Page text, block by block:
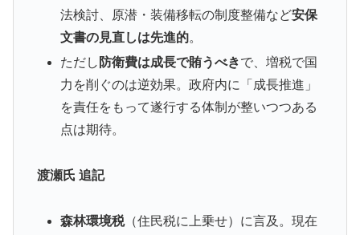
法検討、原潜・装備移転の制度整備など安保
文書の見直しは先進的。
ただし 防衛費は成長で賄うべきで、増税で国
力を削ぐのは逆効果。政府内に「成長推進」
を責任をもって遂行する体制が整いつつある
点は期待。
渡瀬氏 追記
森林環境税（住民税に上乗せ）に言及。現在